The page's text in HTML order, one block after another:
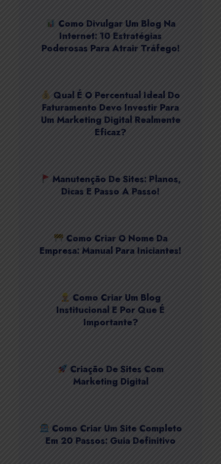
Como Divulgar Um Blog Na
Internet: 10 Estratégias
Poderosas Para Atrair Tráfego!
Qual É O Percentual Ideal Do
Faturamento Devo Investir Para
Um Marketing Digital Realmente
Eficaz?
Manutenção De Sites: Planos,
Dicas E Passo A Passo!
Como Criar O Nome Da
Empresa: Manual Para Iniciantes!
Como Criar Um Blog
Institucional E Por Que É
Importante?
Criação De Sites Com
Marketing Digital
Como Criar Um Site Completo
Em 20 Passos: Guia Definitivo